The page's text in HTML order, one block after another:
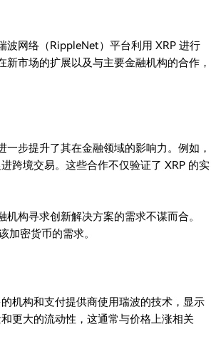
波网络（RippleNet）平台利用 XRP 进行
市场的扩展以及与主要金融机构的合作，
步提升了其在金融领域的影响力。例如，
跨境交易。这些合作不仅验证了 XRP 的实
构寻求创新解决方案的需求不谋而合。
加密货币的需求。
机构和支付提供商使用瑞波的技术，显示
更大的流动性，这通常与价格上涨相关